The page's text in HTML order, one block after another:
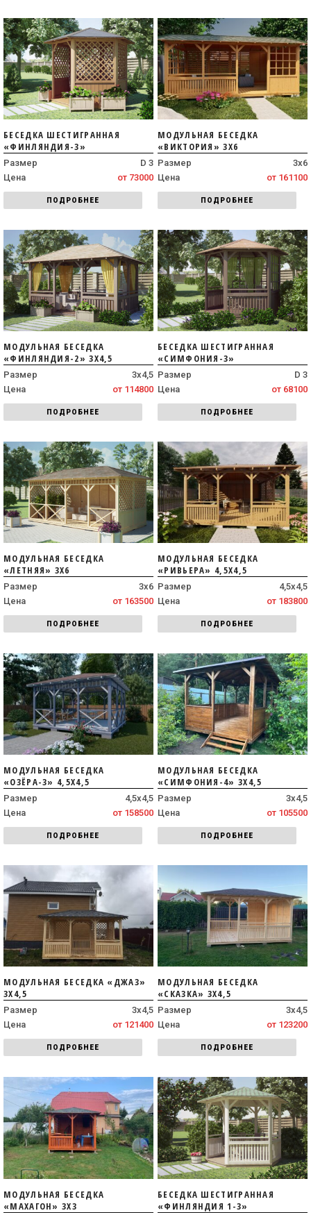
БЕСЕДКА ШЕСТИГРАННАЯ
«ФИНЛЯНДИЯ-3»
Размер
D 3
Цена
от 73000
ПОДРОБНЕЕ
МОДУЛЬНАЯ БЕСЕДКА
«ВИКТОРИЯ» 3Х6
Размер
3х6
Цена
от 161100
ПОДРОБНЕЕ
МОДУЛЬНАЯ БЕСЕДКА
«ФИНЛЯНДИЯ-2» 3Х4,5
Размер
3х4,5
Цена
от 114800
ПОДРОБНЕЕ
БЕСЕДКА ШЕСТИГРАННАЯ
«СИМФОНИЯ-3»
Размер
D 3
Цена
от 68100
ПОДРОБНЕЕ
МОДУЛЬНАЯ БЕСЕДКА
«ЛЕТНЯЯ» 3Х6
Размер
3х6
Цена
от 163500
ПОДРОБНЕЕ
МОДУЛЬНАЯ БЕСЕДКА
«РИВЬЕРА» 4,5Х4,5
Размер
4,5х4,5
Цена
от 183800
ПОДРОБНЕЕ
МОДУЛЬНАЯ БЕСЕДКА
«ОЗЁРА-3» 4,5Х4,5
Размер
4,5х4,5
Цена
от 158500
ПОДРОБНЕЕ
МОДУЛЬНАЯ БЕСЕДКА
«СИМФОНИЯ-4» 3Х4,5
Размер
3х4,5
Цена
от 105500
ПОДРОБНЕЕ
МОДУЛЬНАЯ БЕСЕДКА «ДЖАЗ»
3Х4,5
Размер
3х4,5
Цена
от 121400
ПОДРОБНЕЕ
МОДУЛЬНАЯ БЕСЕДКА
«СКАЗКА» 3Х4,5
Размер
3х4,5
Цена
от 123200
ПОДРОБНЕЕ
МОДУЛЬНАЯ БЕСЕДКА
«МАХАГОН» 3Х3
БЕСЕДКА ШЕСТИГРАННАЯ
«ФИНЛЯНДИЯ 1-3»